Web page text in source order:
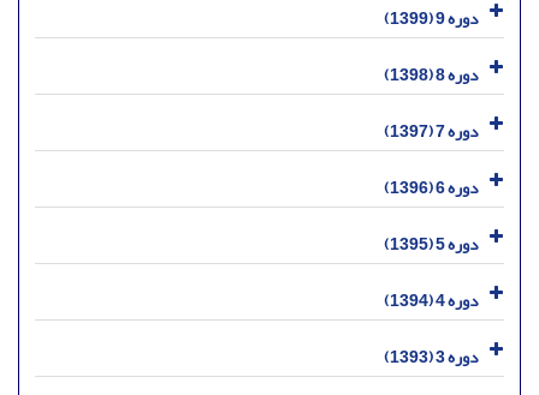
دوره 9 (1399)
دوره 8 (1398)
دوره 7 (1397)
دوره 6 (1396)
دوره 5 (1395)
دوره 4 (1394)
دوره 3 (1393)